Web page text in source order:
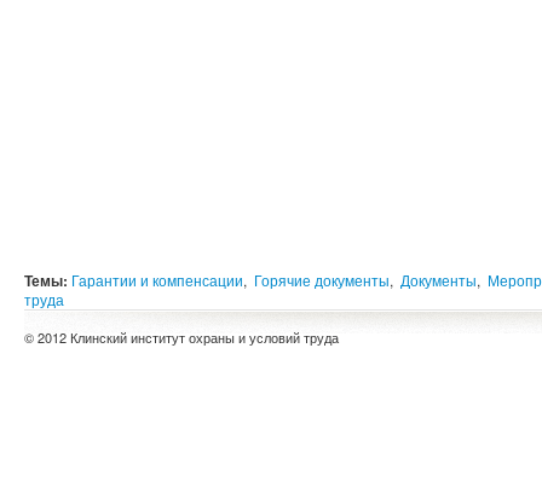
Темы: Гарантии и компенсации, Горячие документы, Документы,
труда
© 2012 Клинский институт охраны и условий труда